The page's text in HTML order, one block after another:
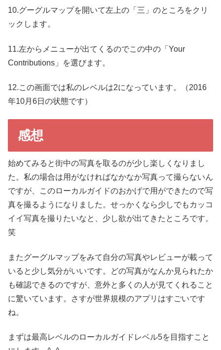
10.グーグルマップを開いて左上の「三」のところをクリ
ックします。
11.左からメニューが出てくるのでこの中の「Your
Contributions」を選びます。
12.この画面では私のレベルは2になっています。（2016
年10月6日の状態です）
感想
始めてみると街中の写真を取るのが少し楽しくなりまし
た。私の場合は用がなければなかなか写真って撮らないん
ですが、このローカルガイドのおかげで用ができたので写
真を撮るようになりました。せっかくなら少しでもカッコ
イイ写真を撮りたいなと、少し欲が出てきたところです。
笑
またグーグルマップをみて自分の写真やレビューが載って
いると少し気分がいいです。どの写真がなんか見られたか
も確認できるのですが、意外と多くの人が見てくれること
に驚いています。さすが世界規模のアプリはすごいです
ね。
まずは最高レベルのローカルガイドレベル5を目指すこと